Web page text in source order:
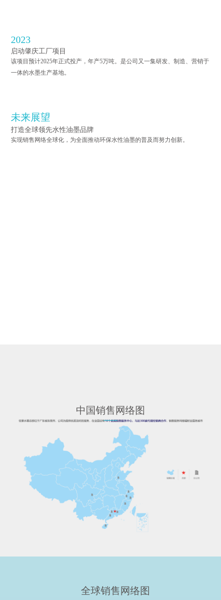
2023
启动肇庆工厂项目
该项目预计2025年正式投产，年产5万吨。是公司又一集研发、制造、营销于
一体的水墨生产基地。
未来展望
打造全球领先水性油墨品牌
实现销售网络全球化，为全面推动环保水性油墨的普及而努力创新。
中国销售网络图
全球销售网络图